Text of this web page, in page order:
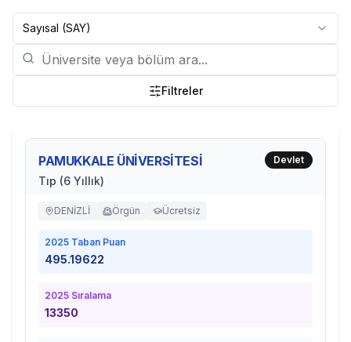
Sayısal (SAY)
Filtreler
PAMUKKALE ÜNİVERSİTESİ
Tıp (6 Yıllık)
Devlet
DENİZLİ Örgün Ücretsiz
2025 Taban Puan
495.19622
2025 Sıralama
13350